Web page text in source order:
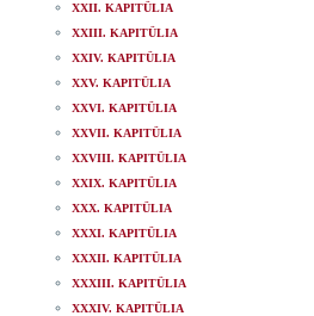
XXII. KAPITÜLIA
XXIII. KAPITÜLIA
XXIV. KAPITÜLIA
XXV. KAPITÜLIA
XXVI. KAPITÜLIA
XXVII. KAPITÜLIA
XXVIII. KAPITÜLIA
XXIX. KAPITÜLIA
XXX. KAPITÜLIA
XXXI. KAPITÜLIA
XXXII. KAPITÜLIA
XXXIII. KAPITÜLIA
XXXIV. KAPITÜLIA